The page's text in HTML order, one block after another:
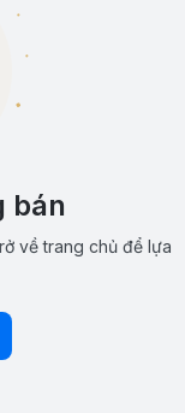
bán
về trang chủ để lựa